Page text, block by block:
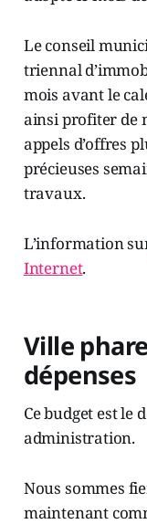
Le conseil
triennal
mois avant le
ainsi profiter de
appels d’offres
précieuses
travaux.
L’information
Internet.
Ville
dépenses
Ce budget est le
administration.
Nous sommes
maintenant